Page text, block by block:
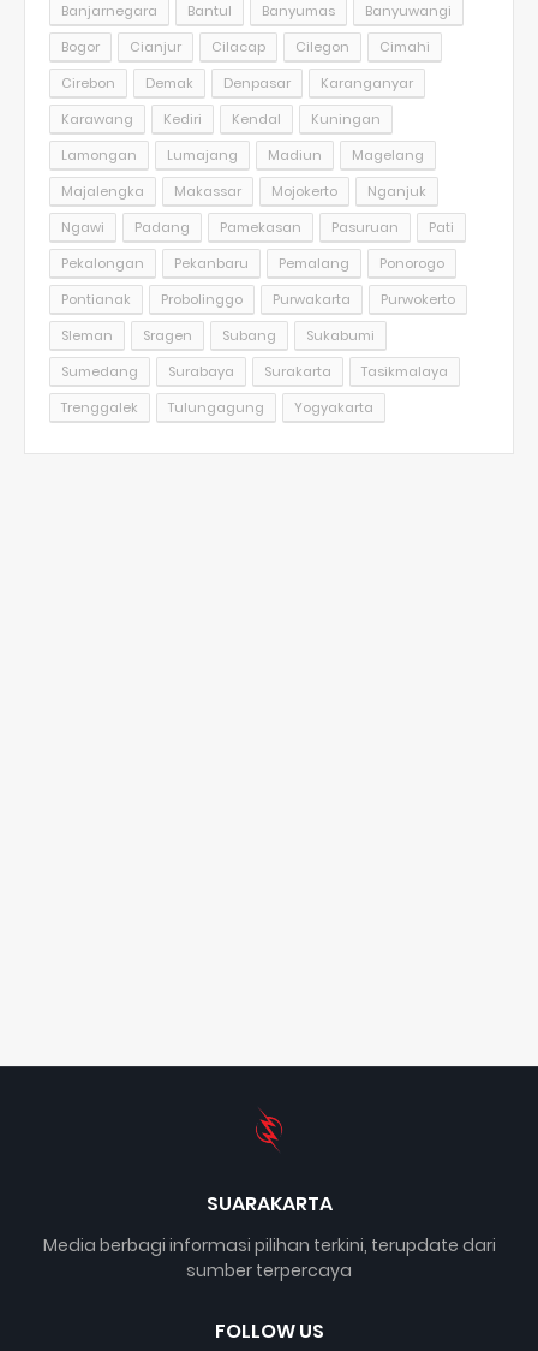
Banjarnegara
Bantul Banyumas
Banyuwangi
Bogor
Cianjur Cilacap Cilegon
Cimahi
Cirebon
Demak Denpasar
Karanganyar
Karawang
Kediri Kendal
Kuningan
Lamongan
Lumajang Madiun
Magelang
Majalengka
Makassar Mojokerto
Nganjuk
Ngawi
Padang Pamekasan Pasuruan
Pati
Pekalongan
Pekanbaru Pemalang
Ponorogo
Pontianak
Probolinggo Purwakarta
Purwokerto
Sleman
Sragen Subang
Sukabumi
Sumedang
Surabaya Surakarta
Tasikmalaya
Trenggalek
Tulungagung Yogyakarta
SUARAKARTA
Media berbagi informasi pilihan terkini, terupdate dari
sumber terpercaya
FOLLOW US